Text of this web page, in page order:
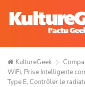
KultureGeek
WiFi, Prise Intelligente
Type E, Contrôler le